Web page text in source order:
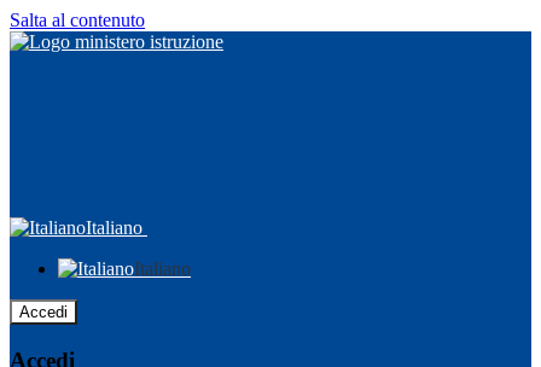
Salta al contenuto
Italiano
Italiano
Accedi
Accedi